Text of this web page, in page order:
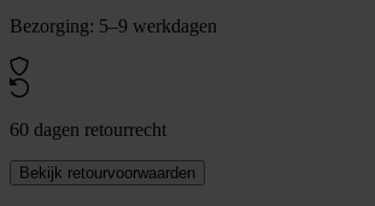
Bezorging: 5–9 werkdagen
60 dagen retourrecht
Bekijk retourvoorwaarden